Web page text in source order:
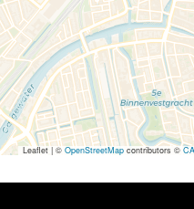
Leaflet| ©OpenStreetMapcontributors ©